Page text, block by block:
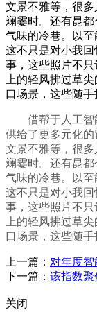
文景不雅等，很
斓霎时。还有昆
气味的冷巷。以至
这不只是对小我
事，这些照片不
上的轻风拂过草
口场景，这些随手
借帮于人工智
供给了更多元化
文景不雅等，很
斓霎时。还有昆
气味的冷巷。以至
这不只是对小我
事，这些照片不
上的轻风拂过草
口场景，这些随手
上一篇： 对年度
下一篇： 该指数聚
关闭